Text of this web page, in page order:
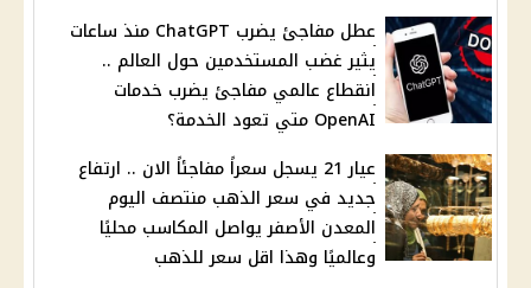
عطل مفاجئ يضرب ChatGPT منذ ساعات
يثير غضب المستخدمين حول العالم ..
انقطاع عالمي مفاجئ يضرب خدمات
OpenAI متي تعود الخدمة؟
عيار 21 يسجل سعراً مفاجئاً الان .. ارتفاع
جديد في سعر الذهب منتصف اليوم
المعدن الأصفر يواصل المكاسب محليًا
وعالميًا وهذا اقل سعر للذهب